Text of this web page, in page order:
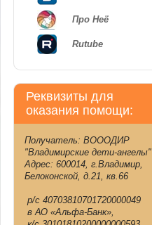
Про Неё
Rutube
Реквизиты для
оказания помощи:
Получатель: ВОООДИР
"Владимирские дети-ангелы"
Адрес: 600014, г.Владимир,
Белоконской, д.21, кв.66
р/с 40703810701720000049
в АО «Альфа-Банк»,